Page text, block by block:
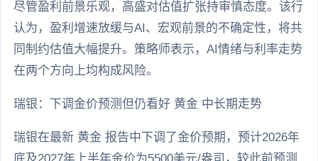
尽管盈利前景乐观，高盛对估值扩张持审慎态度。该行
认为，盈利增速放缓与AI、宏观前景的不确定性，将共
同制约估值大幅提升。策略师表示，AI情绪与利率走势
在两个方向上均构成风险。
瑞银：下调金价预测但仍看好 黄金 中长期走势
瑞银在最新 黄金 报告中下调了金价预期，预计2026年